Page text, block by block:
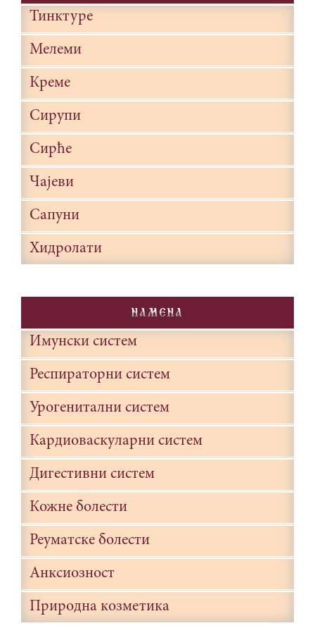
Тинктуре
Мелеми
Креме
Сирупи
Сирће
Чајеви
Сапуни
Хидролати
NAMENA
Имунски систем
Респираторни систем
Урогенитални систем
Кардиоваскуларни систем
Дигестивни систем
Кожне болести
Реуматске болести
Анксиозност
Природна козметика